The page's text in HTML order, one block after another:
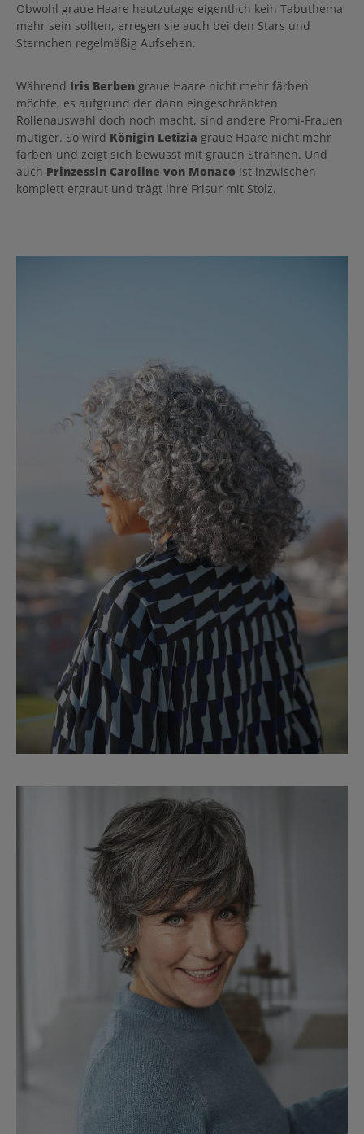
Obwohl graue Haare heutzutage eigentlich kein Tabuthema
mehr sein sollten, erregen sie auch bei den Stars und
Sternchen regelmäßig Aufsehen.
Während Iris Berben graue Haare nicht mehr färben
möchte, es aufgrund der dann eingeschränkten
Rollenauswahl doch noch macht, sind andere Promi-Frauen
mutiger. So wird Königin Letizia graue Haare nicht mehr
färben und zeigt sich bewusst mit grauen Strähnen. Und
auch Prinzessin Caroline von Monaco ist inzwischen
komplett ergraut und trägt ihre Frisur mit Stolz.